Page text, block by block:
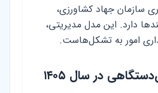
سازمان جهاد کشاورزی،
دارد. این مدل مدیریتی،
امور به تشکل‌هاست.
در سال ۱۴۰۵